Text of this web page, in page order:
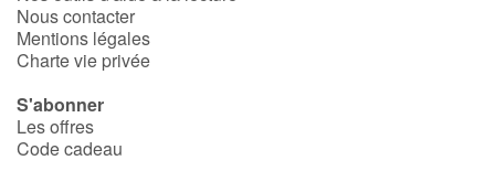
Écologie, nature, saisons
Les animaux
Voyage, épopée, enquête, aventure
Nous contacter
Mentions légales
Charte vie privée
S'abonner
Les offres
Code cadeau